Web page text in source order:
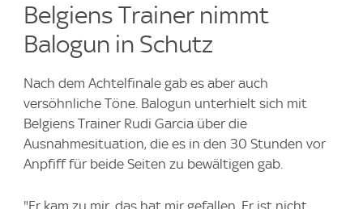
Belgiens Trainer nimmt
Balogun in Schutz
Nach dem Achtelfinale gab es aber auch
versöhnliche Töne. Balogun unterhielt sich mit
Belgiens Trainer Rudi Garcia über die
Ausnahmesituation, die es in den 30 Stunden vor
Anpfiff für beide Seiten zu bewältigen gab.